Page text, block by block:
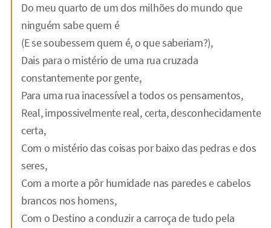
Do meu quarto de um dos milhões do mundo que
ninguém sabe quem é
(E se soubessem quem é, o que saberiam?),
Dais para o mistério de uma rua cruzada
constantemente por gente,
Para uma rua inacessível a todos os pensamentos,
Real, impossivelmente real, certa, desconhecidamente
certa,
Com o mistério das coisas por baixo das pedras e dos
seres,
Com a morte a pôr humidade nas paredes e cabelos
brancos nos homens,
Com o Destino a conduzir a carroça de tudo pela